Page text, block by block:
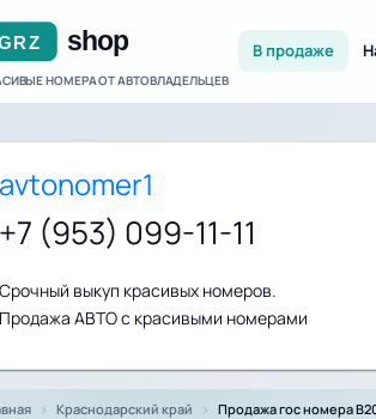
НОМЕРА ОТ АВТОВЛАДЕЛЬЦЕВ
В продаже
avtonomer1
+7 (953) 099-11-11
Срочный выкуп красивых номеров.
Продажа АВТО с красивыми номерами
Краснодарский край Продажа гос номера